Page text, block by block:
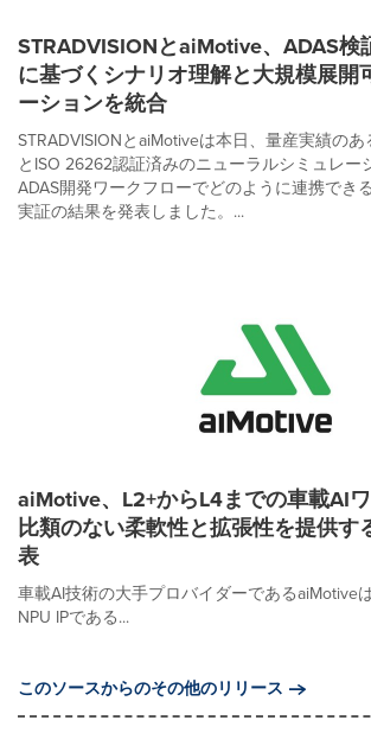
STRADVISIONとaiMotive、ADAS検
に基づくシナリオ理解と大規模展開
ーションを統合
STRADVISIONとaiMotiveは本日、量産実績の
とISO 26262認証済みのニューラルシミュレー
ADAS開発ワークフローでどのように連携でき
実証の結果を発表しました。...
aiMotive、L2+からL4までの車載AI
比類のない柔軟性と拡張性を提供す
表
車載AI技術の大手プロバイダーであるaiMotive
NPU IPである...
このソースからのその他のリリース